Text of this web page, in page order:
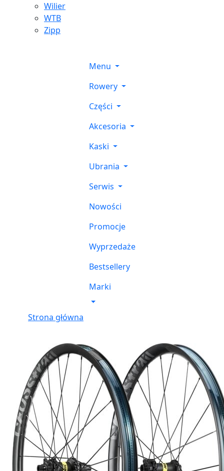
Wilier
WTB
Zipp
Menu
Rowery
Części
Akcesoria
Kaski
Ubrania
Serwis
Nowości
Promocje
Wyprzedaże
Bestsellery
Marki
Strona główna